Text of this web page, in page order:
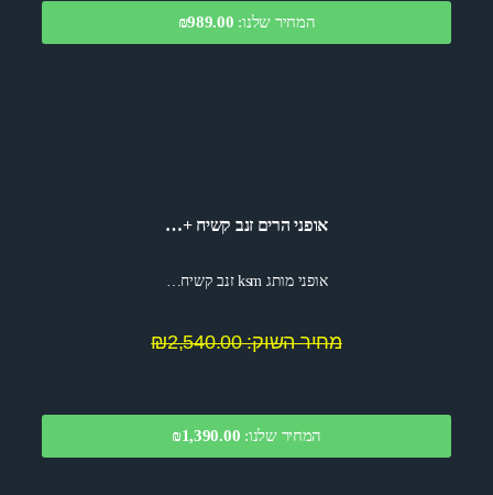
המחיר שלנו: ₪989.00
אופני הרים זנב קשיח +…
אופני מותג ksm זנב קשיח…
מחיר השוק: ₪2,540.00
המחיר שלנו: ₪1,390.00